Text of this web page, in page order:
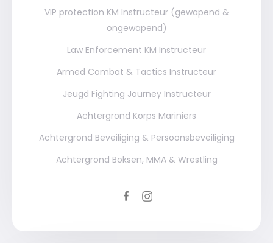
VIP protection KM Instructeur (gewapend &
ongewapend)
Law Enforcement KM Instructeur
Armed Combat & Tactics Instructeur
Jeugd Fighting Journey Instructeur
Achtergrond Korps Mariniers
Achtergrond Beveiliging & Persoonsbeveiliging
Achtergrond Boksen, MMA & Wrestling